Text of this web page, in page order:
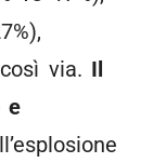
via. Il
e